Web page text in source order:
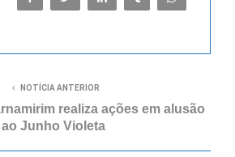
NOTÍCIA ANTERIOR
realiza ações em alusão
ao Junho Violeta